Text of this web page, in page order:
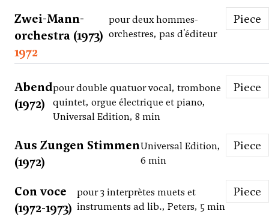
Zwei-Mann-
orchestra (1973)
pour deux hommes-
orchestres, pas d'éditeur
Piece
1972
Abend
(1972)
pour double quatuor vocal, trombone
quintet, orgue électrique et piano,
Universal Edition, 8 min
Piece
Aus Zungen Stimmen
(1972)
Universal Edition,
6 min
Piece
Con voce
(1972-1973)
pour 3 interprètes muets et
instruments ad lib., Peters, 5 min
Piece